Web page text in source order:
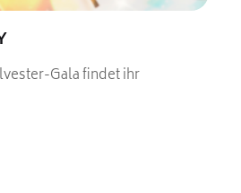
Gala findet ihr